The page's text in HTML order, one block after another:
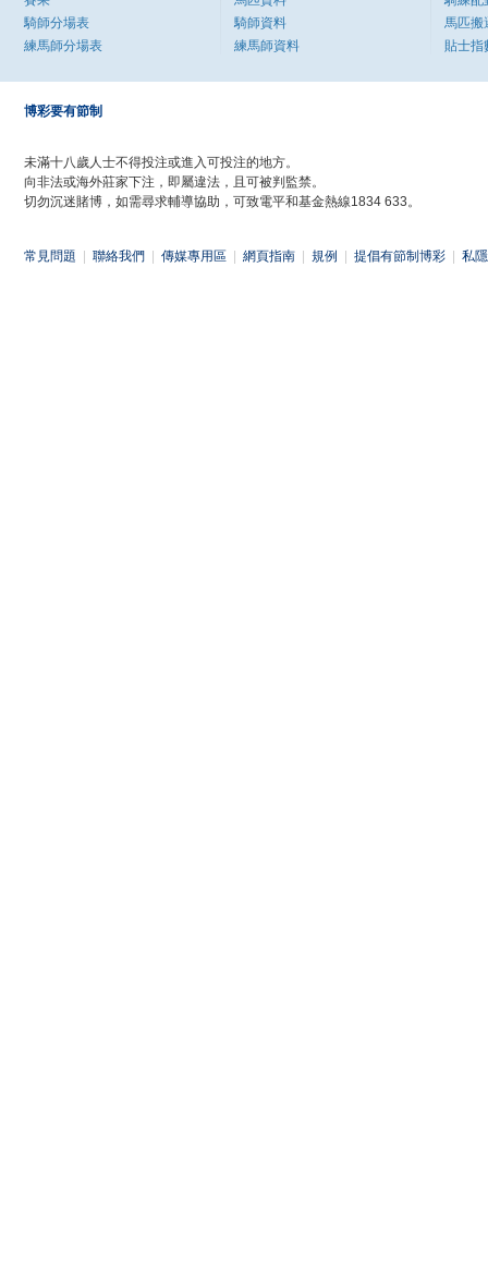
騎師分場表
練馬師分場表
騎師資料
練馬師資料
馬匹搬
貼士指
博彩要有節制
未滿十八歲人士不得投注或進入可投注的地方。
向非法或海外莊家下注，即屬違法，且可被判監禁。
切勿沉迷賭博，如需尋求輔導協助，可致電平和基金熱線1834 633。
常見問題 聯絡我們 傳媒專用區 網頁指南 規例 提倡有節制博彩 私